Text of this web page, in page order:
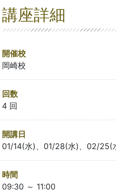
講座詳細
開催校
岡崎校
回数
4 回
開講日
01/14(水)、01/28(水)、02/25(
時間
09:30 ～ 11:00